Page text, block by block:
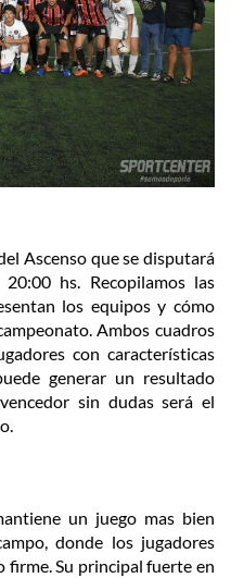
Ascenso que se disputará
hs. Recopilamos las
los equipos y cómo
Ambos cuadros
con características
generar un resultado
sin dudas será el
un juego mas bien
donde los jugadores
Su principal fuerte en